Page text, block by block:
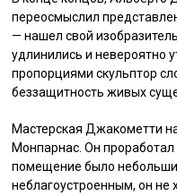
переосмыслил
— нашел свой
удлинились и невероятно
пропорциями скульптор
беззащитность живых
Мастерская Джакометти
Монпарнас. Он проработал
помещение было
неблагоустроенным, он не